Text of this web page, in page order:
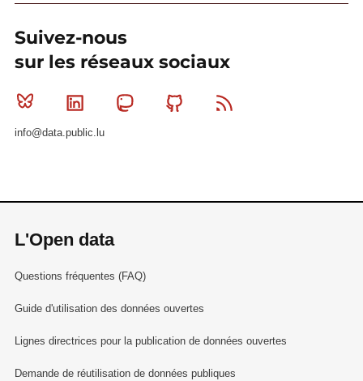
Suivez-nous
sur les réseaux sociaux
Bluesky Linkedin MastodonGithub
info@data.public.lu
L'Open data
Questions fréquentes (FAQ)
Guide d'utilisation des données ouvertes
Lignes directrices pour la publication de données ouvertes
Demande de réutilisation de données publiques